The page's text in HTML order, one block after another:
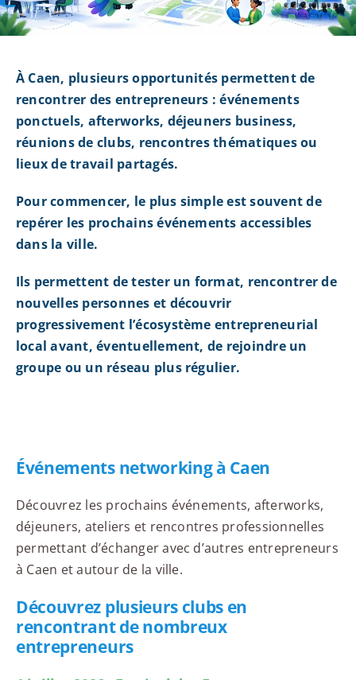
À Caen, plusieurs opportunités permettent de
rencontrer des entrepreneurs : événements
ponctuels, afterworks, déjeuners business,
réunions de clubs, rencontres thématiques ou
lieux de travail partagés.
Pour commencer, le plus simple est souvent de
repérer les prochains événements accessibles
dans la ville.
Ils permettent de tester un format, rencontrer de
nouvelles personnes et découvrir
progressivement l’écosystème entrepreneurial
local avant, éventuellement, de rejoindre un
groupe ou un réseau plus régulier.
Événements networking à Caen
Découvrez les prochains événements, afterworks,
déjeuners, ateliers et rencontres professionnelles
permettant d’échanger avec d’autres entrepreneurs
à Caen et autour de la ville.
Découvrez plusieurs clubs en
rencontrant de nombreux
entrepreneurs